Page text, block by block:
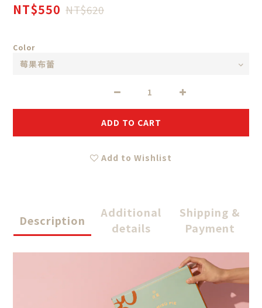
NT$550 NT$620
Color
ADD TO CART
Add to Wishlist
Description
Additional
details
Shipping &
Payment